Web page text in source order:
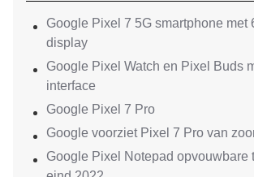
Google Pixel 7 5G smartphone met
display
Google Pixel Watch en Pixel Buds
interface
Google Pixel 7 Pro
Google voorziet Pixel 7 Pro van
Google Pixel Notepad opvouwbare